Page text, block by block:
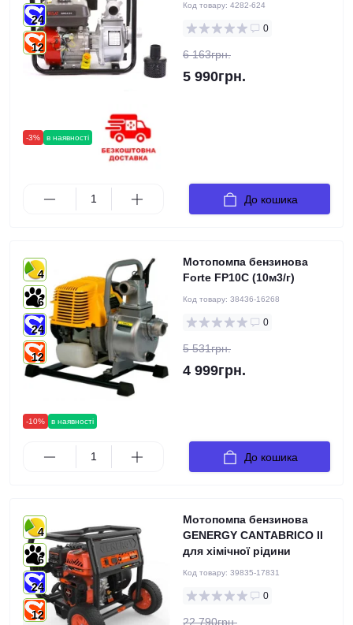
-3% в наявності
24
12
Код товару: 4282-624
0
6 163грн.
5 990грн.
До кошика
-10% в наявності
4
6
24
12
Мотопомпа бензинова
Forte FP10С (10м3/г)
Код товару: 38436-16268
0
5 531грн.
4 999грн.
До кошика
4
6
24
12
Мотопомпа бензинова
GENERGY CANTABRICO II
для хімічної рідини
Код товару: 39835-17831
0
22 790грн.